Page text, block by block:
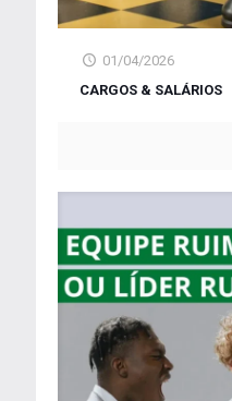
01/04/2026
CARGOS & SALÁRIOS